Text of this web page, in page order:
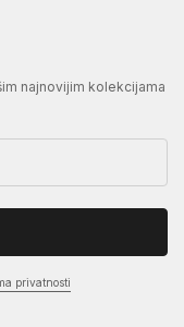
najnovijim kolekcijama
privatnosti